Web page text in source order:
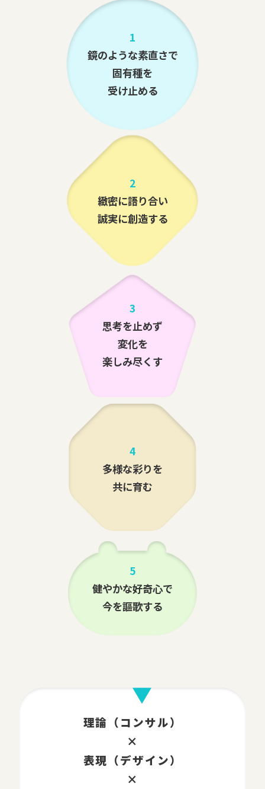
1
鏡のような素直さで
固有種を
受け止める
2
緻密に語り合い
誠実に創造する
3
思考を止めず
変化を
楽しみ尽くす
4
多様な彩りを
共に育む
5
健やかな好奇心で
今を謳歌する
理論（コンサル）
×
表現（デザイン）
×